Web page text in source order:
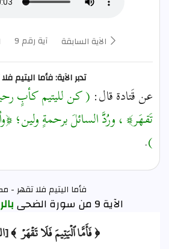
الآية السابقة آية رقم 9
تدبر الآية: فأما اليتيم
عن قَتادة قال: ( كن لليتيم كأبٍ
تَقهَر﴾، ورُدَّ السائلَ برحمةٍ ولين؛
)
.
فأما اليتيم فلا تقهر -
الآية 9 من سورة الضحى
﴿ فَأَمَّا ٱلۡيَتِيمَ فَلَا تَقۡهَرۡ ﴾